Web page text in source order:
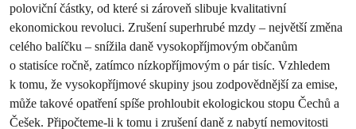
poloviční částky, od které si zároveň slibuje kvalitativní
ekonomickou revoluci. Zrušení superhrubé mzdy – největší změna
celého balíčku – snížila daně vysokopříjmovým občanům
o statisíce ročně, zatímco nízkopříjmovým o pár tisíc. Vzhledem
k tomu, že vysokopříjmové skupiny jsou zodpovědnější za emise,
může takové opatření spíše prohloubit ekologickou stopu Čechů a
Češek. Připočteme-li k tomu i zrušení daně z nabytí nemovitosti